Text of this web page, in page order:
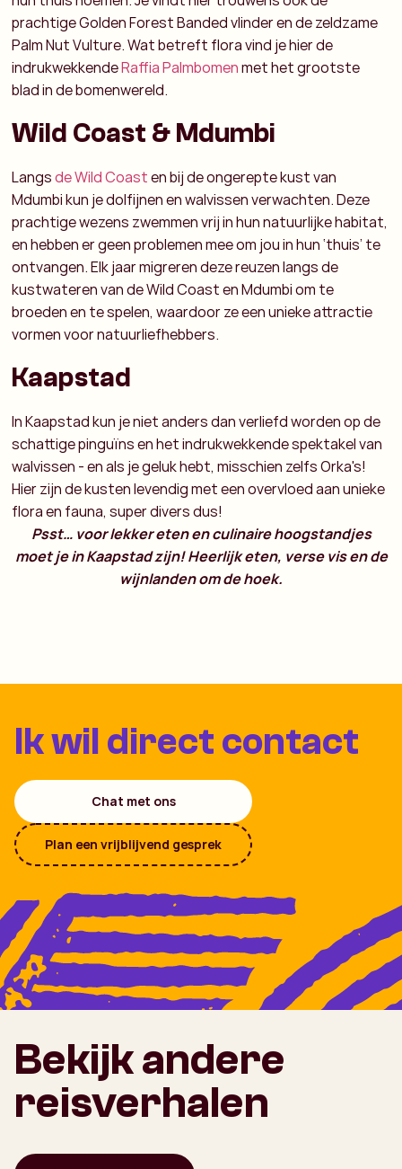
prachtige Golden Forest Banded vlinder en de zeldzame
Palm Nut Vulture. Wat betreft flora vind je hier de
indrukwekkendeRaffia Palmbomenmet het grootste
blad in de bomenwereld.
Wild Coast & Mdumbi
Langsde Wild Coasten bij de ongerepte kust van
Mdumbi kun je dolfijnen en walvissen verwachten. Deze
prachtige wezens zwemmen vrij in hun natuurlijke habitat,
en hebben er geen problemen mee om jou in hun ‘thuis’ te
ontvangen. Elk jaar migreren deze reuzen langs de
kustwateren van de Wild Coast en Mdumbi om te
broeden en te spelen, waardoor ze een unieke attractie
vormen voor natuurliefhebbers.
Kaapstad
In Kaapstad kun je niet anders dan verliefd worden op de
schattige pinguïns en het indrukwekkende spektakel van
walvissen - en als je geluk hebt, misschien zelfs Orka's!
Hier zijn de kusten levendig met een overvloed aan unieke
flora en fauna, super divers dus!
Psst… voor lekker eten en culinaire hoogstandjes
moet je in Kaapstad zijn! Heerlijk eten, verse vis en de
wijnlanden om de hoek.
Ik wil direct contact
Chat met ons
Plan een vrijblijvend gesprek
Bekijk andere
reisverhalen